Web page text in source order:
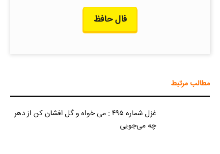
فال حافظ
مطالب مرتبط
غزل شماره ۴۹۵ : می خواه و گل افشان کن از دهر
چه می‌جویی